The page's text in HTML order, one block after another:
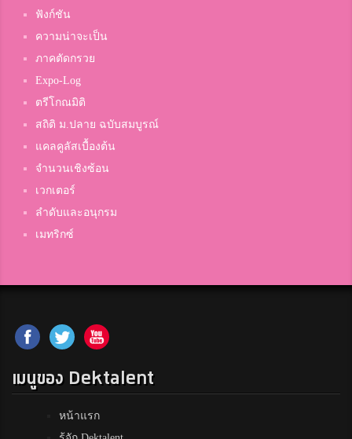
ฟังก์ชัน
ความน่าจะเป็น
ภาคตัดกรวย
Expo-Log
ตรีโกณมิติ
สถิติ ม.ปลาย ฉบับสมบูรณ์
แคลคูลัสเบื้องต้น
จำนวนเชิงซ้อน
เวกเตอร์
ลำดับและอนุกรม
เมทริกซ์
เมนูของ Dektalent
หน้าแรก